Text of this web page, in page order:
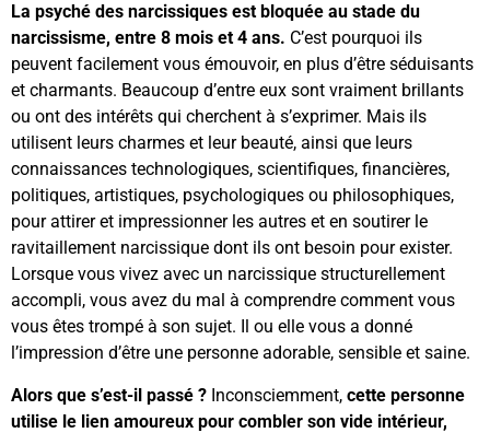
La psyché des narcissiques est bloquée au stade du
narcissisme, entre 8 mois et 4 ans. C’est pourquoi ils
peuvent facilement vous émouvoir, en plus d’être séduisants
et charmants. Beaucoup d’entre eux sont vraiment brillants
ou ont des intérêts qui cherchent à s’exprimer. Mais ils
utilisent leurs charmes et leur beauté, ainsi que leurs
connaissances technologiques, scientifiques, financières,
politiques, artistiques, psychologiques ou philosophiques,
pour attirer et impressionner les autres et en soutirer le
ravitaillement narcissique dont ils ont besoin pour exister.
Lorsque vous vivez avec un narcissique structurellement
accompli, vous avez du mal à comprendre comment vous
vous êtes trompé à son sujet. Il ou elle vous a donné
l’impression d’être une personne adorable, sensible et saine.
Alors que s’est-il passé ? Inconsciemment, cette personne
utilise le lien amoureux pour combler son vide intérieur,